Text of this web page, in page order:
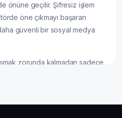
önüne geçilir. Şifresiz işlem
öne çıkmayı başaran
güvenli bir sosyal medya
zorunda kalmadan sadece